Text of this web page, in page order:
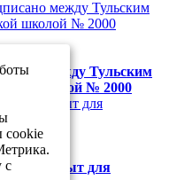
между Тульским
школой № 2000
закрыт для
cookie
с